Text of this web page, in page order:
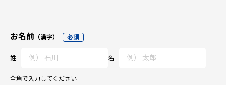
お名前 （漢字） 必須
姓 名
全角で入力してください